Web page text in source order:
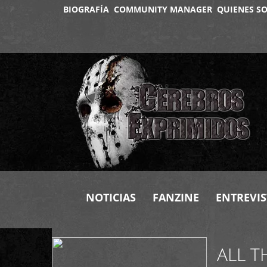
BIOGRAFÍA COMMUNITY MANAGER QUIENES
NOTICIAS FANZINE
+
ALL